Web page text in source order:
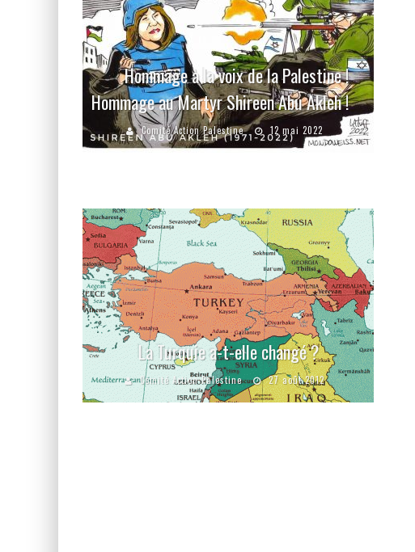
Hommage à la voix de la Palestine !
Hommage au Martyr Shireen Abu Akleh !
Comité Action Palestine 12 mai 2022
La Turquie a-t-elle changé ?
Comité Action Palestine 27 août 2012